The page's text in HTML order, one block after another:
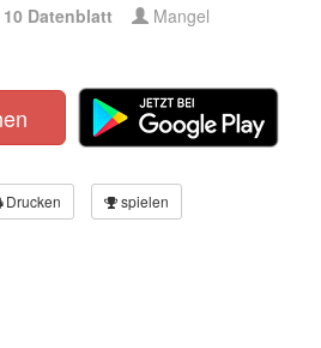
10 Datenblatt Mangel
Drucken spielen